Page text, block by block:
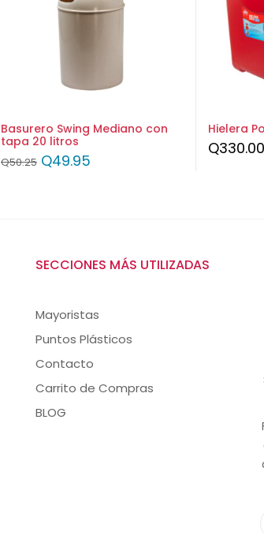
Basurero Swing Mediano con
tapa 20 litros
Q50.25 Q49.95
Hielera
Q330.00
SECCIONES MÁS UTILIZADAS
Mayoristas
Puntos Plásticos
Contacto
Carrito de Compras
BLOG